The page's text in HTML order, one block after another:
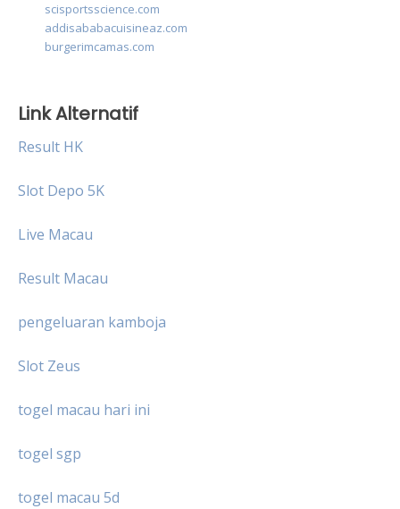
scisportsscience.com
addisababacuisineaz.com
burgerimcamas.com
Link Alternatif
Result HK
Slot Depo 5K
Live Macau
Result Macau
pengeluaran kamboja
Slot Zeus
togel macau hari ini
togel sgp
togel macau 5d